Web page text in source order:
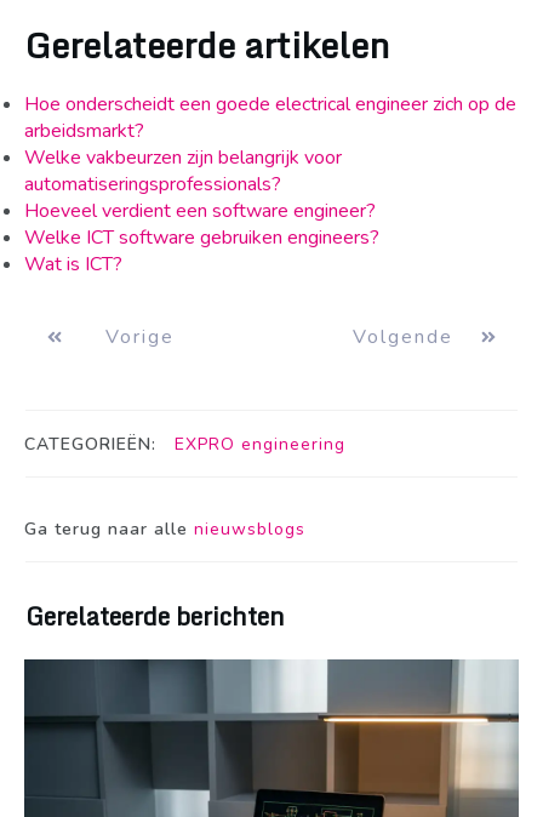
Gerelateerde artikelen
Hoe onderscheidt een goede electrical engineer zich op de
arbeidsmarkt?
Welke vakbeurzen zijn belangrijk voor
automatiseringsprofessionals?
Hoeveel verdient een software engineer?
Welke ICT software gebruiken engineers?
Wat is ICT?
Vorige Volgende
CATEGORIEËN: EXPRO engineering
Ga terug naar alle nieuwsblogs
Gerelateerde berichten